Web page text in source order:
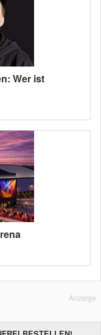
Wer ist
Anzeige